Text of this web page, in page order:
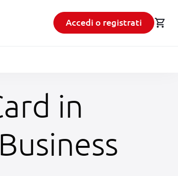
Accedi o registrati shopping_cart
in